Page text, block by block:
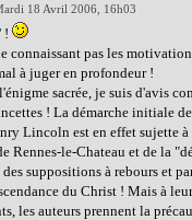
18 Avril 2006, 16h03
!
connaissant pas les
à juger en profondeur !
sacrée, je suis d'avis
! La démarche initiale
Lincoln est en effet sujette
Rennes-le-Chateau et de la
suppositions à rebours et
du Christ ! Mais à
les auteurs prennent la